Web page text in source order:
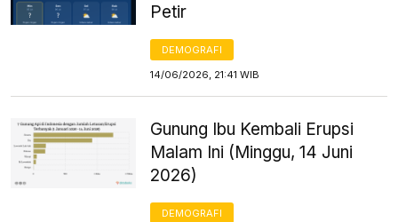
Petir
DEMOGRAFI
14/06/2026, 21:41 WIB
Gunung Ibu Kembali Erupsi
Malam Ini (Minggu, 14 Juni
2026)
DEMOGRAFI